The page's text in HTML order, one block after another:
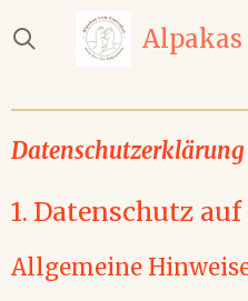
Hauptinhalt
Alpakas
Datenschutzerklärung
1. Datenschutz
Allgemeine